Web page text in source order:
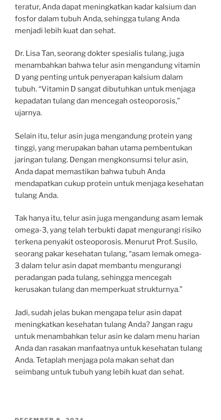
teratur, Anda dapat meningkatkan kadar kalsium dan
fosfor dalam tubuh Anda, sehingga tulang Anda
menjadi lebih kuat dan sehat.
Dr. Lisa Tan, seorang dokter spesialis tulang, juga
menambahkan bahwa telur asin mengandung vitamin
D yang penting untuk penyerapan kalsium dalam
tubuh. “Vitamin D sangat dibutuhkan untuk menjaga
kepadatan tulang dan mencegah osteoporosis,”
ujarnya.
Selain itu, telur asin juga mengandung protein yang
tinggi, yang merupakan bahan utama pembentukan
jaringan tulang. Dengan mengkonsumsi telur asin,
Anda dapat memastikan bahwa tubuh Anda
mendapatkan cukup protein untuk menjaga kesehatan
tulang Anda.
Tak hanya itu, telur asin juga mengandung asam lemak
omega-3, yang telah terbukti dapat mengurangi risiko
terkena penyakit osteoporosis. Menurut Prof. Susilo,
seorang pakar kesehatan tulang, “asam lemak omega-
3 dalam telur asin dapat membantu mengurangi
peradangan pada tulang, sehingga mencegah
kerusakan tulang dan memperkuat strukturnya.”
Jadi, sudah jelas bukan mengapa telur asin dapat
meningkatkan kesehatan tulang Anda? Jangan ragu
untuk menambahkan telur asin ke dalam menu harian
Anda dan rasakan manfaatnya untuk kesehatan tulang
Anda. Tetaplah menjaga pola makan sehat dan
seimbang untuk tubuh yang lebih kuat dan sehat.